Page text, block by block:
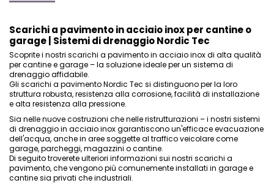
Scarichi a pavimento in acciaio inox per cantine o
garage | Sistemi di drenaggio Nordic Tec
Scoprite i nostri scarichi a pavimento in acciaio inox di alta qualità
per cantine e garage – la soluzione ideale per un sistema di
drenaggio affidabile.
Gli scarichi a pavimento Nordic Tec si distinguono per la loro
struttura robusta, resistenza alla corrosione, facilità di installazione
e alta resistenza alla pressione.
Sia nelle nuove costruzioni che nelle ristrutturazioni – i nostri sistemi
di drenaggio in acciaio inox garantiscono un'efficace evacuazione
dell'acqua, anche in aree soggette al traffico veicolare come
garage, parcheggi, magazzini o cantine.
Di seguito troverete ulteriori informazioni sui nostri scarichi a
pavimento, che vengono più comunemente installati in garage e
cantine sia privati che industriali.